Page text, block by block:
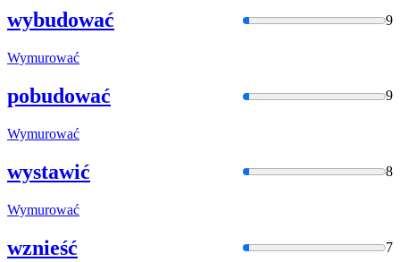
wybudować 9
Wymurować
pobudować 9
Wymurować
wystawić 8
Wymurować
wznieść 7